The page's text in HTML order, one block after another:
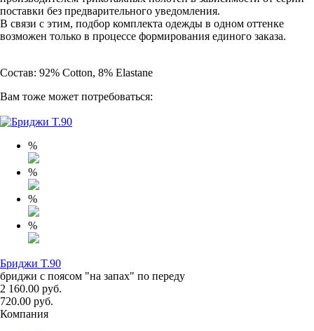
поставки без предварительного уведомления.
В связи с этим, подбор комплекта одежды в одном оттенке
возможен только в процессе формирования единого заказа.
Состав: 92% Cotton, 8% Elastane
Вам тоже может потребоваться:
%
%
%
%
Бриджи T.90
бриджи с поясом "на запах" по переду
2 160.00 руб.
720.00 руб.
Компания